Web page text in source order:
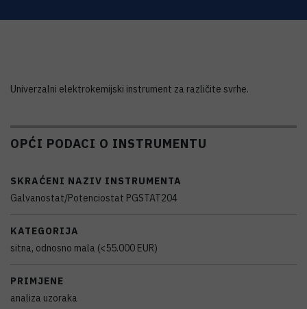
Univerzalni elektrokemijski instrument za različite svrhe.
OPĆI PODACI O INSTRUMENTU
SKRAĆENI NAZIV INSTRUMENTA
Galvanostat/Potenciostat PGSTAT204
KATEGORIJA
sitna, odnosno mala (<55.000 EUR)
PRIMJENE
analiza uzoraka